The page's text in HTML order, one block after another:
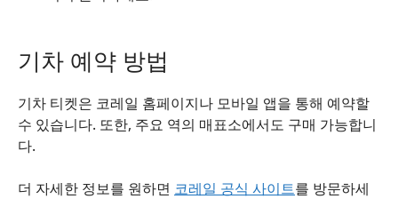
기차 예약 방법
기차 티켓은 코레일 홈페이지나 모바일 앱을 통해 예약할
수 있습니다. 또한, 주요 역의 매표소에서도 구매 가능합니
다.
더 자세한 정보를 원하면 코레일 공식 사이트를 방문하세